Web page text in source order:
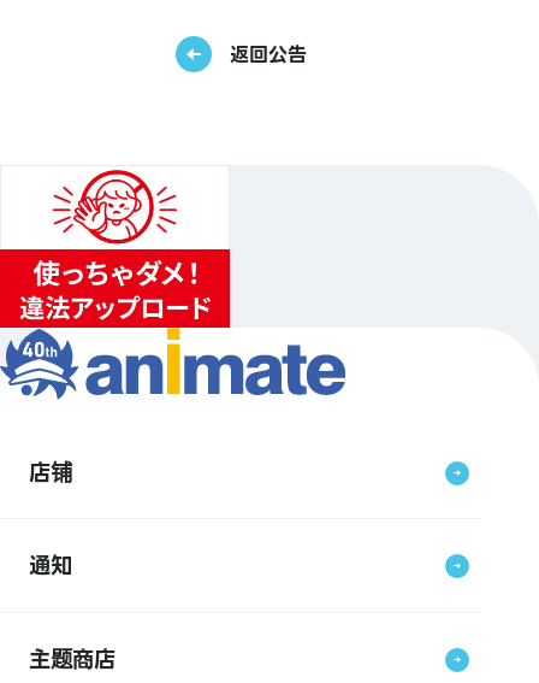
返回公告
店铺
通知
主题商店